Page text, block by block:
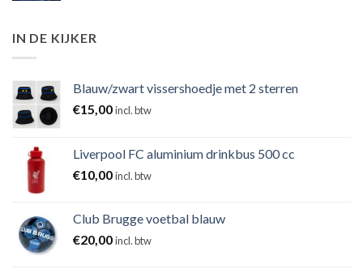
IN DE KIJKER
Blauw/zwart vissershoedje met 2 sterren
€15,00incl. btw
Liverpool FC aluminium drinkbus 500 cc
€10,00incl. btw
Club Brugge voetbal blauw
€20,00incl. btw